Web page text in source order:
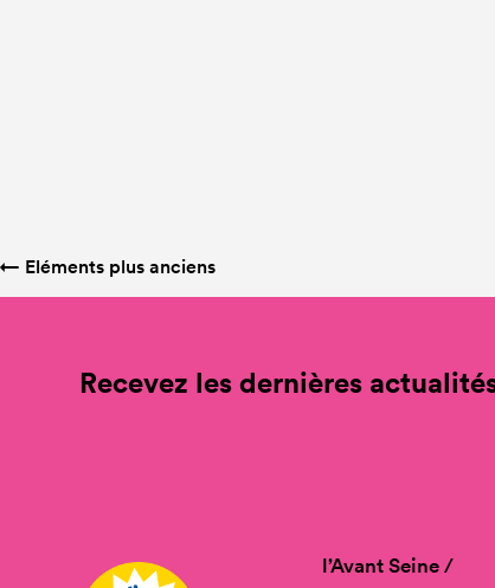
← Eléments plus anciens
Recevez les dernières
l’Avant Seine /